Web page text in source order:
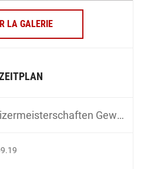
LA GALERIE
Gewehr 50/300m und Pistole 25/50m